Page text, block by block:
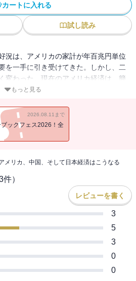
カートに入れる
試し読み
況は、アメリカの家計が年百兆円単位
を一手に引き受けてきた。しかし、二
変わった。現在のアメリカ経済は、簡
いる。ウォール街に活況がもどり、地
支出だけだ。だから、二番底、三番底
国はどうか。中国も政府が五十四兆円
業でもっているという状態だ。これは
しのぐことができれば、いずれアメリ
いる。では、日本経済はどうなのか。
だ。給料を百万円もらったとすると、
回り回って企業が個人か誰かの所得に
ち十万円を貯蓄してしまうとその分は
結果、現金・預金が貯まっているとい
。つまり、フローである所得が増えな
いるので物価が下がり、企業の売り上
ことで、給料が上がらない状態が続
そが、最大の課題なのである。
もっと見る
2026.08.11まで
ブックフェス2026！全
メリカ、中国、そして日本経済はこうなる
件）
レビューを書く
3
5
3
0
0